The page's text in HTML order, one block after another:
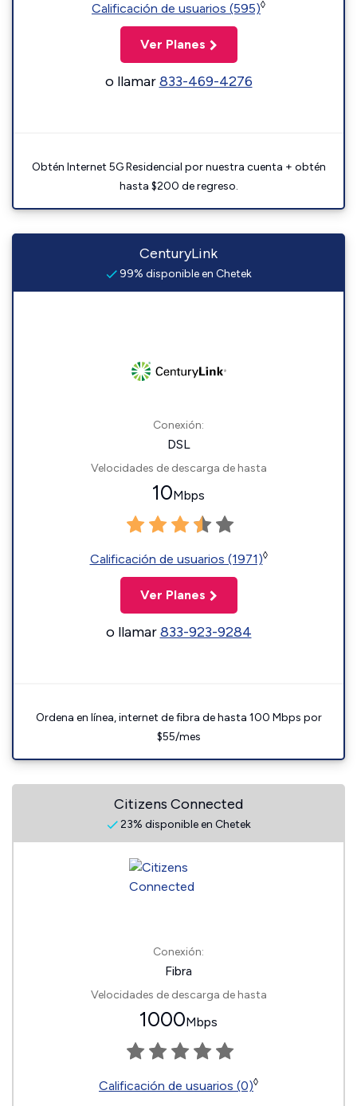
Calificación de usuarios (595)◊
Ver Planes
o llamar833-469-4276
Obtén Internet 5G Residencial por nuestra cuenta + obtén
hasta $200 de regreso.
CenturyLink
99% disponible en Chetek
Conexión:
DSL
Velocidades de descarga de hasta
10Mbps
Calificación de usuarios (1971)◊
Ver Planes
o llamar833-923-9284
Ordena en línea, internet de fibra de hasta 100 Mbps por
$55/mes
Citizens Connected
23% disponible en Chetek
Conexión:
Fibra
Velocidades de descarga de hasta
1000Mbps
Calificación de usuarios (0)◊